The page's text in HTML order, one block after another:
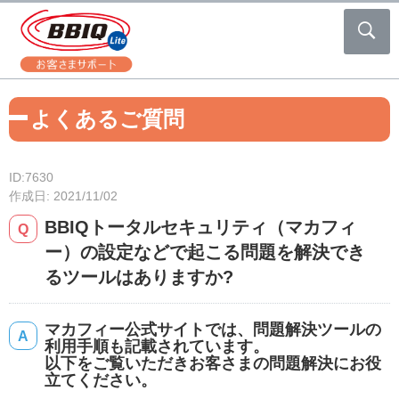
よくあるご質問
ID:7630
作成日: 2021/11/02
BBIQトータルセキュリティ（マカフィ
ー）の設定などで起こる問題を解決でき
るツールはありますか?
マカフィー公式サイトでは、問題解決ツールの
利用手順も記載されています。
以下をご覧いただきお客さまの問題解決にお役
立てください。